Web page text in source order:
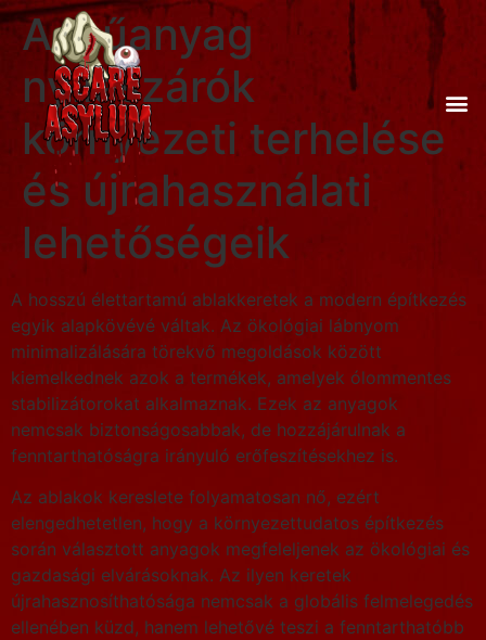
A műanyag
nyílászárók
környezeti terhelése
és újrahasználati
lehetőségeik
A hosszú élettartamú ablakkeretek a modern építkezés
egyik alapkövévé váltak. Az ökológiai lábnyom
minimalizálására törekvő megoldások között
kiemelkednek azok a termékek, amelyek ólommentes
stabilizátorokat alkalmaznak. Ezek az anyagok
nemcsak biztonságosabbak, de hozzájárulnak a
fenntarthatóságra irányuló erőfeszítésekhez is.
Az ablakok kereslete folyamatosan nő, ezért
elengedhetetlen, hogy a környezettudatos építkezés
során választott anyagok megfeleljenek az ökológiai és
gazdasági elvárásoknak. Az ilyen keretek
újrahasznosíthatósága nemcsak a globális felmelegedés
ellenében küzd, hanem lehetővé teszi a fenntarthatóbb